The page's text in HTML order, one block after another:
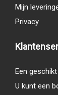
Mijn
Privacy
Een
U kunt een